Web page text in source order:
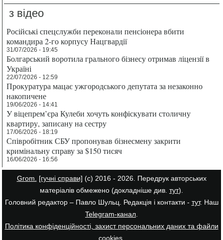
з відео
Російські спецслужби переконали пенсіонера вбити
командира 2-го корпусу Нацгвардії
31/07/2026 - 19:45
Болгарський воротила грального бізнесу отримав ліцензії в
Україні
22/07/2026 - 12:59
Прокуратура мацає ужгородського депутата за незаконно
накопичене
19/06/2026 - 14:41
У віцепрем’єра Кулеби хочуть конфіскувати столичну
квартиру, записану на сестру
17/06/2026 - 18:19
Співробітник СБУ пропонував бізнесмену закрити
кримінальну справу за $150 тисяч
16/06/2026 - 16:56
Grom. [гучні справи] (с) 2016 - 2026. Передрук авторських
матеріалів обмежено (докладніше див. тут).
Головний редактор – Павло Шульц. Редакція і контакти - тут. Наш
Telegram-канал
Політика конфіденційності, захист персональних даних та файли
cookies